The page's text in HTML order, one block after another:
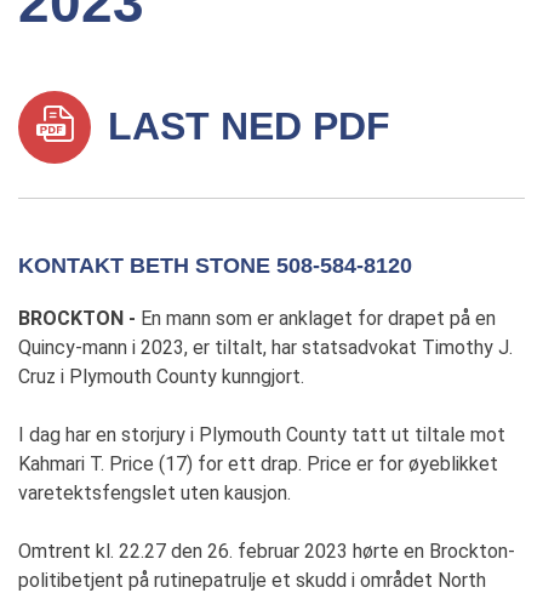
LAST NED PDF
KONTAKT BETH STONE 508-584-8120
BROCKTON - En mann som er anklaget for drapet på en
Quincy-mann i 2023, er tiltalt, har statsadvokat Timothy J.
Cruz i Plymouth County kunngjort.
I dag har en storjury i Plymouth County tatt ut tiltale mot
Kahmari T. Price (17) for ett drap. Price er for øyeblikket
varetektsfengslet uten kausjon.
Omtrent kl. 22.27 den 26. februar 2023 hørte en Brockton-
politibetjent på rutinepatrulje et skudd i området North